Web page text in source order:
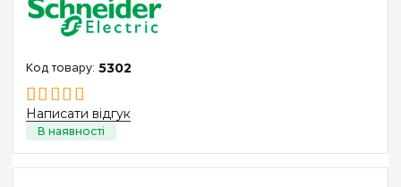
5302
Написати відгук